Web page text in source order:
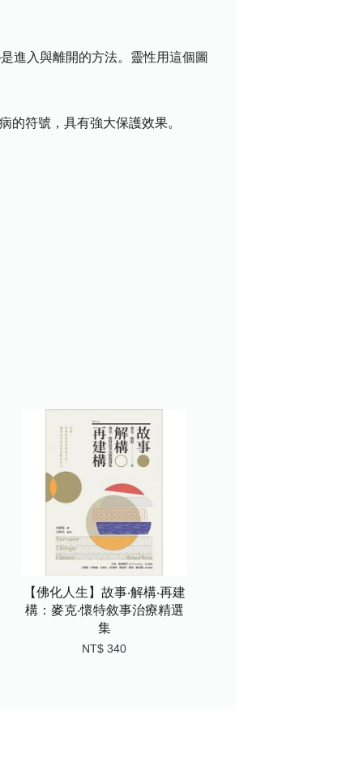
進入與離開的方法。靈性用這個圖
的符號，具有強大保護效果。
【佛化人生】故事‧解構‧再建
構：麥克‧懷特敘事治療精選
集
NT$ 340